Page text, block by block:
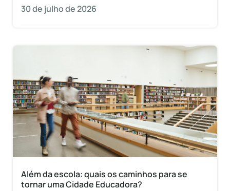
30 de julho de 2026
Além da escola: quais os caminhos para se
tornar uma Cidade Educadora?